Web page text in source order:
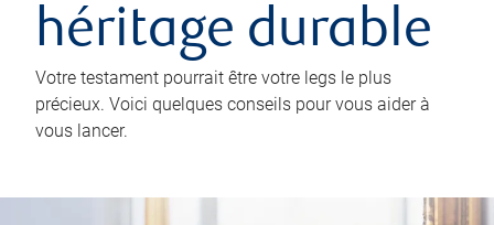
héritage durable
Votre testament pourrait être votre legs le plus
précieux. Voici quelques conseils pour vous aider à
vous lancer.